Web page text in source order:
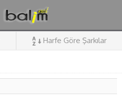
Harfe Göre Şarkılar